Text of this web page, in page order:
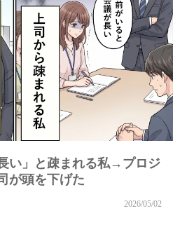
い」と疎まれる私→プロジ
が頭を下げた
2026/05/02